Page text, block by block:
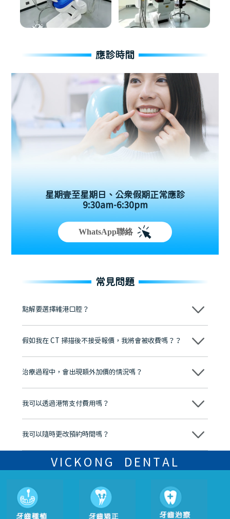
應診時間
星期壹至星期日、公眾假期正常應診
9:30am-6:30pm
WhatsApp聯絡
常見問題
點解要選擇維港口腔？
維港口腔踐行「醫道濟世」的大學校訓，各分院匯聚來自香港、內地的
牌」、「2025香港企業領袖品牌」，是諾貝爾種植系統全球放心植牙中
至今已服務超過三十個國家和地區的顧客，受到粵港澳大灣區及周邊城
市市民極高的口碑評價及信任推薦 珠海、深圳設有八大分院，香港亦設
有咨詢及服務保障中心，有任何問題都可以隨時預約免費咨詢，讓人十
假如我在 CT 掃描後不接受報價，我將會被收費嗎？？
不會！只要未開始實際服務之前，你不會被收取任何費用。
治療過程中，會出現額外加價的情況嗎？
不會，治療前我們會詳細說明治療方案及對應的價錢，顧客同意並簽字
我可以透過港幣支付費用嗎？
可以。維港口腔會按照當日匯率轉算收取費用，而匯率會及時告知客人
我可以隨時更改預約時間嗎？
可以，請盡早通過wechat或whatsapp聯絡我們，告知我們你原本預約
的時間及資料，並且重新預約的日期及時段
VICKONG DENTAL